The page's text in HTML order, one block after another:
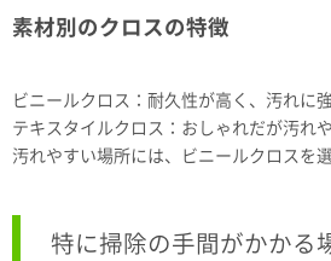
素材別のクロスの特徴
ビニールクロス：耐久性が高く、汚れに
テキスタイルクロス：おしゃれだが汚れ
汚れやすい場所には、ビニールクロスを
特に掃除の手間がかかる